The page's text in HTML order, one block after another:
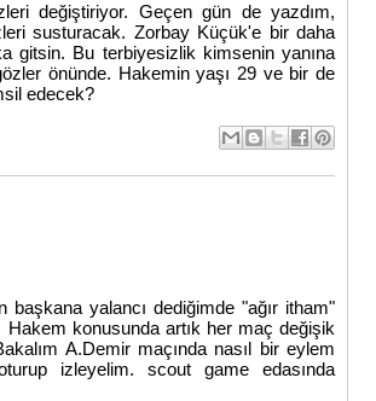
değiştiriyor. Geçen gün de yazdım,
susturacak. Zorbay Küçük'e bir daha
gitsin. Bu terbiyesizlik kimsenin yanına
önünde. Hakemin yaşı 29 ve bir de
edecek?
yalancı dediğimde "ağır itham"
Hakem konusunda artık her maç değişik
A.Demir maçında nasıl bir eylem
izleyelim. scout game edasında